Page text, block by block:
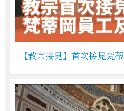
【教宗接見】首次接見梵